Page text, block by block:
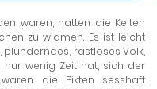
waren, hatten die Kelten
zu widmen. Es ist leicht
rastloses Volk,
wenig Zeit hat, sich der
die Pikten sesshaft